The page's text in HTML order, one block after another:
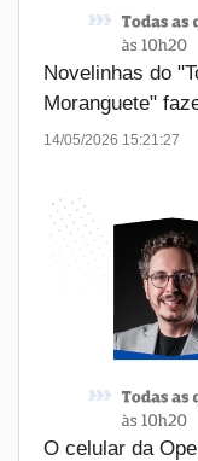
Novelinhas do
Moranguete"
14/05/2026 15:21:27
O celular da